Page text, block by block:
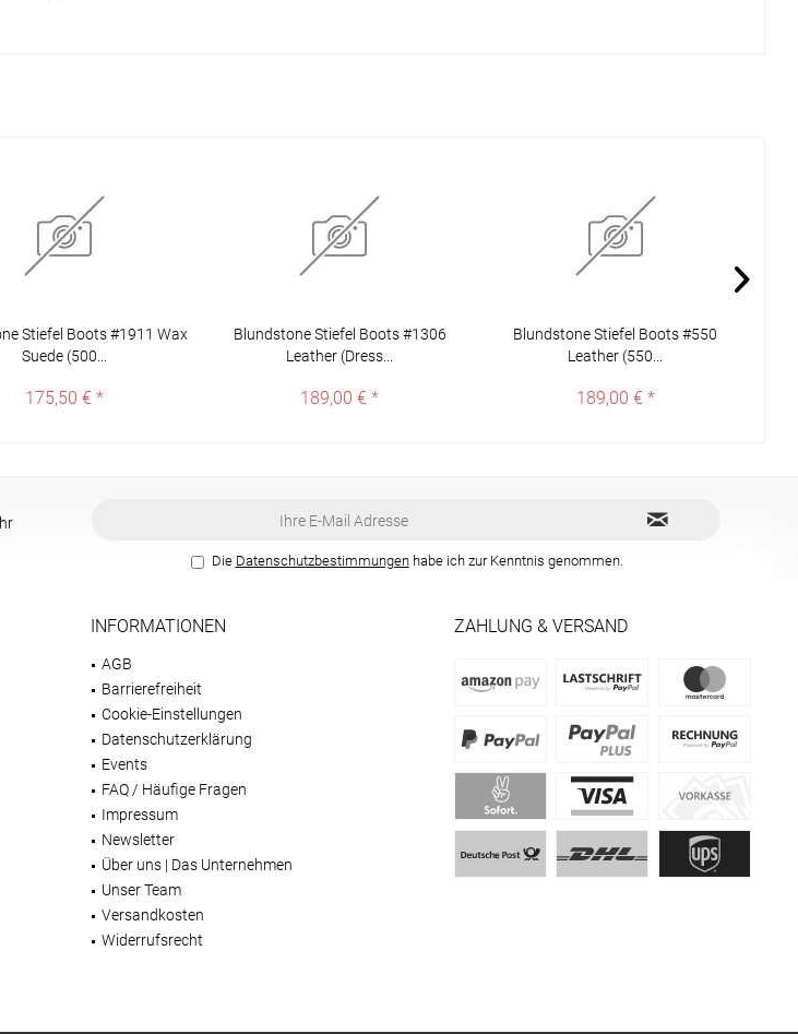
Stiefel Boots #1911 Wax
Suede (500...
175,50 € *
Blundstone Stiefel Boots #1306
Leather (Dress...
189,00 € *
Blundstone Stiefel Boots #550
Leather (550...
189,00 € *
Die Datenschutzbestimmungenhabe ich zur Kenntnis genommen.
INFORMATIONEN
AGB
Barrierefreiheit
Cookie-Einstellungen
Datenschutzerklärung
Events
FAQ / Häufige Fragen
Impressum
Newsletter
Über uns | Das Unternehmen
Unser Team
Versandkosten
Widerrufsrecht
ZAHLUNG & VERSAND